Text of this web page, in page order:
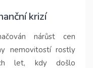
krizí
nárůst cen
nemovitostí rostly
let, kdy došlo